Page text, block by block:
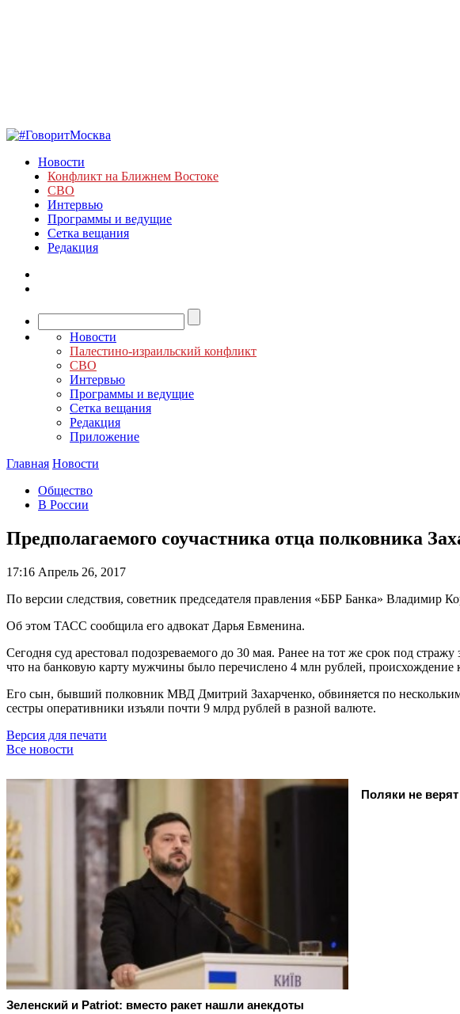
Новости
Конфликт на Ближнем Востоке
СВО
Интервью
Программы и ведущие
Сетка вещания
Редакция
Новости
Палестино-израильский конфликт
СВО
Интервью
Программы и ведущие
Сетка вещания
Редакция
Приложение
Главная Новости
Общество
В России
Предполагаемого соучастника отца полковника
17:16 Апрель 26, 2017
По версии следствия, советник председателя правления «ББР Банка»
Об этом ТАСС сообщила его адвокат Дарья Евменина.
Сегодня суд арестовал подозреваемого до 30 мая. Ранее на тот же срок под
что на банковую карту мужчины было перечислено 4 млн рублей, происхождение
Его сын, бывший полковник МВД Дмитрий Захарченко, обвиняется по
сестры оперативники изъяли почти 9 млрд рублей в разной валюте.
Версия для печати
Все новости
Зеленский и Patriot: вместо ракет нашли анекдоты
Поляки не